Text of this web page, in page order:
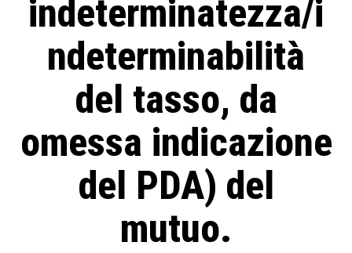
indeterminatezza/i
ndeterminabilità
del tasso, da
omessa indicazione
del PDA) del
mutuo.